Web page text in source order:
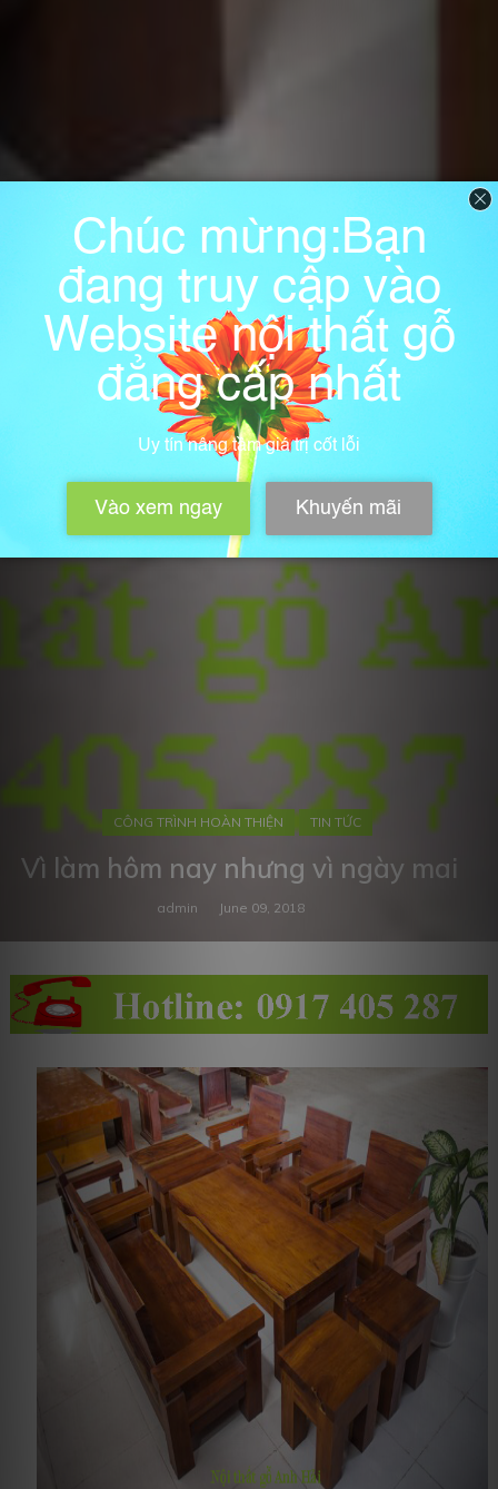
CÔNG TRÌNH HOÀN THIỆN TIN TỨC
Vì làm hôm nay nhưng vì ngày mai
admin June 09, 2018